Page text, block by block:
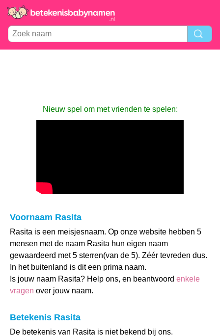
Nieuw spel om met vrienden te spelen:
Voornaam Rasita
Rasita is een meisjesnaam. Op onze website hebben 5
mensen met de naam Rasita hun eigen naam
gewaardeerd met 5 sterren(van de 5). Zéér tevreden dus.
In het buitenland is dit een prima naam.
Is jouw naam Rasita? Help ons, en beantwoord enkele
vragen over jouw naam.
Betekenis Rasita
De betekenis van Rasita is niet bekend bij ons.